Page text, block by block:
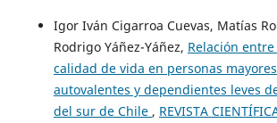
Igor Iván Cigarroa Cuevas, Matías
Rodrigo Yáñez-Yáñez, Relación
calidad de vida en personas
autovalentes y dependientes leves
del sur de Chile , REVISTA